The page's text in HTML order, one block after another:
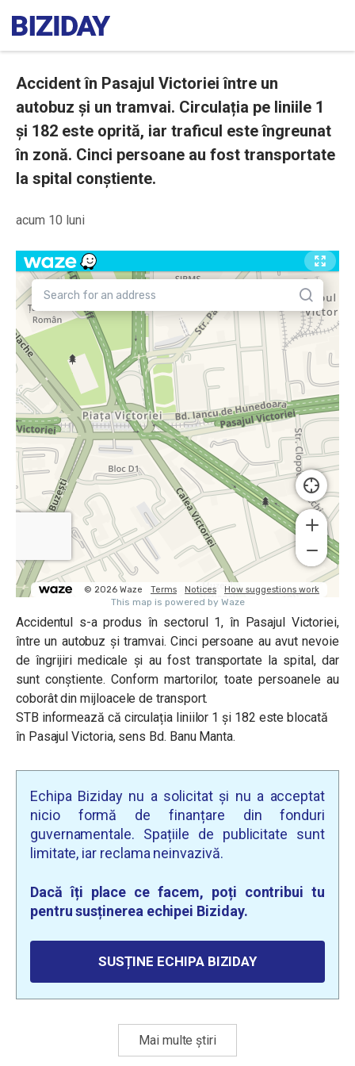
Accident în Pasajul Victoriei între un
autobuz și un tramvai. Circulația pe liniile 1
și 182 este oprită, iar traficul este îngreunat
în zonă. Cinci persoane au fost transportate
la spital conștiente.
acum 10 luni
Accidentul s-a produs în sectorul 1, în Pasajul Victoriei,
între un autobuz și tramvai. Cinci persoane au avut nevoie
de îngrijiri medicale și au fost transportate la spital, dar
sunt conștiente. Conform martorilor, toate persoanele au
coborât din mijloacele de transport.
STB informează că circulația liniilor 1 și 182 este blocată
în Pasajul Victoria, sens Bd. Banu Manta.
Echipa Biziday nu a solicitat și nu a acceptat
nicio formă de finanțare din fonduri
guvernamentale. Spațiile de publicitate sunt
limitate, iar reclama neinvazivă.
Dacă îți place ce facem, poți contribui tu
pentru susținerea echipei Biziday.
SUSȚINE ECHIPA BIZIDAY
Mai multe știri